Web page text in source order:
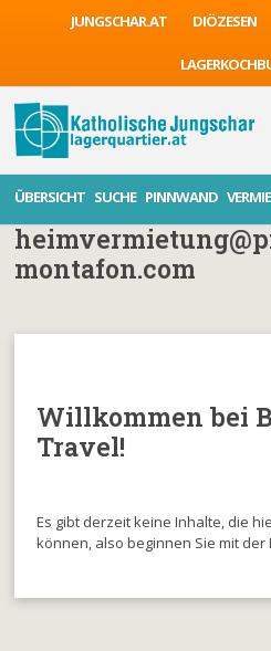
JUNGSCHAR.AT DIÖZESEN
ÜBERSICHT SUCHE PINNWAND
montafon.com
Willkommen bei
Travel!
Es gibt derzeit keine Inhalte, die
können, also beginnen Sie mit der